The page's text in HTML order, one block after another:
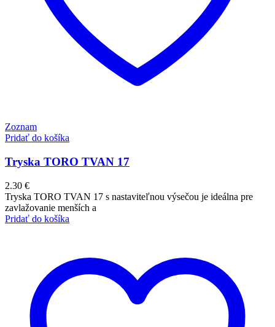
Zoznam
Pridať do košíka
Tryska TORO TVAN 17
2.30 €
Tryska TORO TVAN 17 s nastaviteľnou výsečou je ideálna pre
zavlažovanie menších a
Pridať do košíka